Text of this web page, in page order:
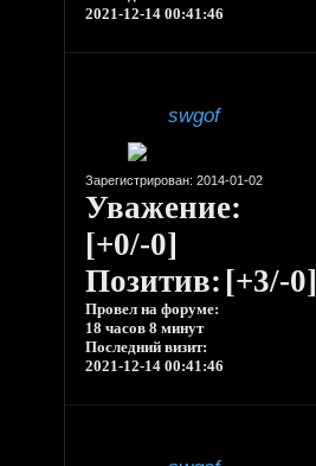
2021-12-14 00:41:46
swgof
Зарегистрирован: 2014-01-02
Уважение:
[+0/-0]
Позитив: [+3/-0]
Провел на форуме:
18 часов 8 минут
Последний визит:
2021-12-14 00:41:46